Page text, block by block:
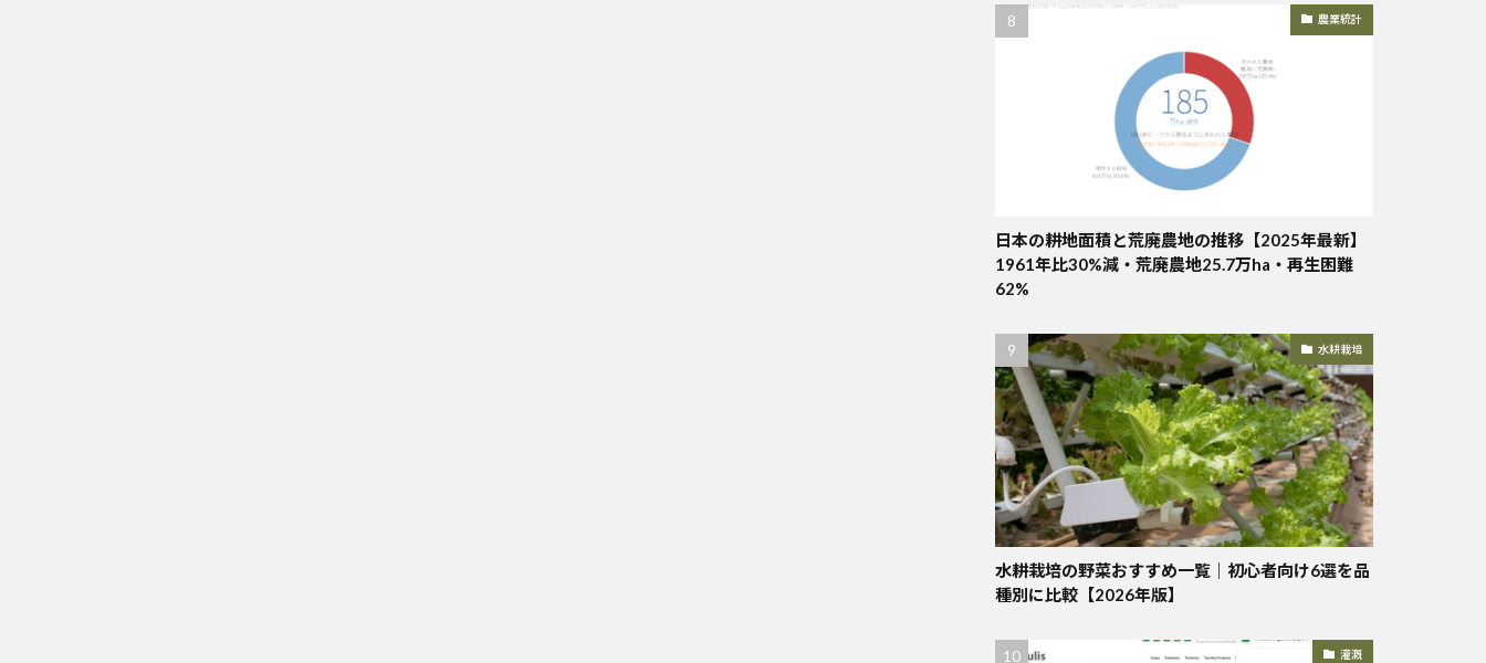
農業統計
日本の耕地面積と荒廃農地の推移【2025年最新】
1961年比30%減・荒廃農地25.7万ha・再生困難
62%
水耕栽培
水耕栽培の野菜おすすめ一覧｜初心者向け6選を品
種別に比較【2026年版】
灌漑